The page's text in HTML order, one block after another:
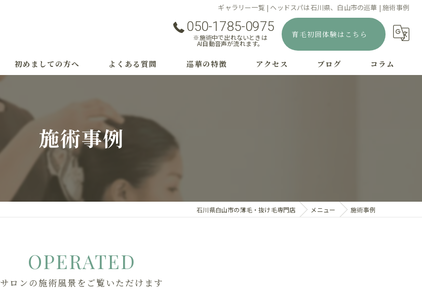
ギャラリー一覧 | ヘッドスパは石川県、白山市の巡華 | 施術事例
050-1785-0975
※施術中で出れないときは
AI自動音声が流れます。
育毛初回体験はこちら
初めましての方へ よくある質問 巡華の特徴 アクセス ブログ コラム
施術事例
石川県白山市の薄毛・抜け毛専門店 メニュー 施術事例
OPERATED
サロンの施術風景をご覧いただけます